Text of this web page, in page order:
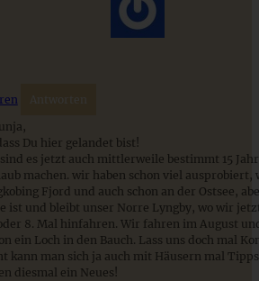
Antworten
Du hier gelandet bist!
sind es jetzt auch mittlerweile bestimmt 15
machen. wir haben schon viel ausprobiert,
Fjord und auch schon an der Ostsee,
ist und bleibt unser Norre Lyngby, wo wir
8. Mal hinfahren. Wir fahren im August
ein Loch in den Bauch. Lass uns doch mal
kann man sich ja auch mit Häusern mal
diesmal ein Neues!